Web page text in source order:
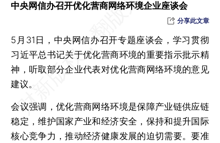
新一封公开信引发争议 人工智能再陷舆论漩涡
马斯克访问中国 Model 3改款和FSD有望在华落地吗
中央网信办召开优化营商网络环境企业座谈会
分享此文章
5月31日，中央网信办召开专题座谈会，学习贯彻
习近平总书记关于优化营商环境的重要指示批示精
神，听取部分企业代表对优化营商网络环境的意见
建议。
会议强调，优化营商网络环境是保障产业链供应链
稳定，维护国家产业和经济安全，保持和提升国际
核心竞争力，推动经济健康发展的迫切需要。要准